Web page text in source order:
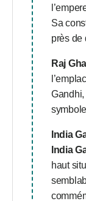
Sa
près de
Raj
India
India
haut